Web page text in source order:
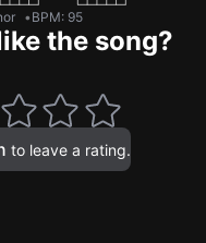
BPM: 95
the song?
to leave a rating.